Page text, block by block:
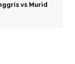
vs Murid